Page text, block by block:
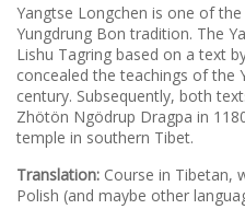
Yangtse Longchen is one of
Yungdrung Bon tradition. The
Lishu Tagring based on a text
concealed the teachings of the
century. Subsequently, both
Zhötön Ngödrup Dragpa in
temple in southern Tibet.
Translation: Course in Tibetan,
Polish (and maybe other